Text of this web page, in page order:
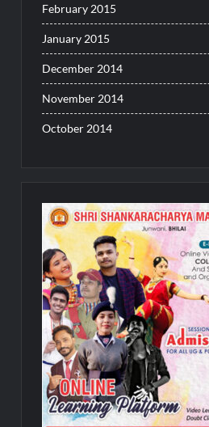
February 2015
January 2015
December 2014
November 2014
October 2014